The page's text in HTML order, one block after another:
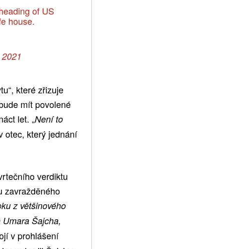
of US
house.
které zřizuje
mít povolené
let. „Není to
otec, který jednání
verdiktu
zavražděného
z většinového
Šajcha,
v prohlášení